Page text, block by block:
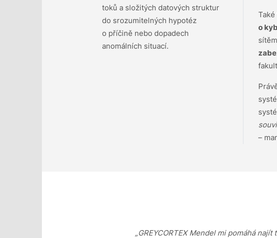
toků a složitých datových struktur
do srozumitelných hypotéz
o příčině nebo dopadech
anomálních situací.
o
–
„GREYCORTEX Mendel mi pomáhá